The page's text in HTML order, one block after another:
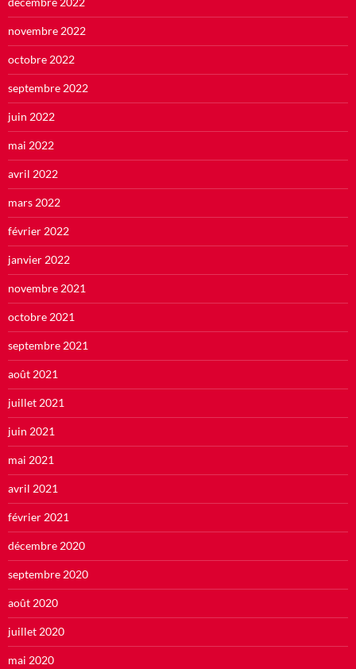
novembre 2022
octobre 2022
septembre 2022
juin 2022
mai 2022
avril 2022
mars 2022
février 2022
janvier 2022
novembre 2021
octobre 2021
septembre 2021
août 2021
juillet 2021
juin 2021
mai 2021
avril 2021
février 2021
décembre 2020
septembre 2020
août 2020
juillet 2020
mai 2020